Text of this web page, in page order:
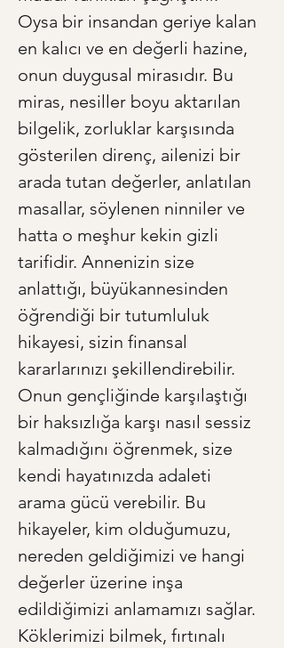
Oysa bir insandan geriye kalan
en kalıcı ve en değerli hazine,
onun duygusal mirasıdır. Bu
miras, nesiller boyu aktarılan
bilgelik, zorluklar karşısında
gösterilen direnç, ailenizi bir
arada tutan değerler, anlatılan
masallar, söylenen ninniler ve
hatta o meşhur kekin gizli
tarifidir. Annenizin size
anlattığı, büyükannesinden
öğrendiği bir tutumluluk
hikayesi, sizin finansal
kararlarınızı şekillendirebilir.
Onun gençliğinde karşılaştığı
bir haksızlığa karşı nasıl sessiz
kalmadığını öğrenmek, size
kendi hayatınızda adaleti
arama gücü verebilir. Bu
hikayeler, kim olduğumuzu,
nereden geldiğimizi ve hangi
değerler üzerine inşa
edildiğimizi anlamamızı sağlar.
Köklerimizi bilmek, fırtınalı